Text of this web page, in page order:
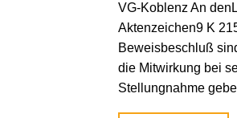
VG-Koblenz An
Aktenzeichen9 K
Beweisbeschluß
die Mitwirkung bei
Stellungnahme